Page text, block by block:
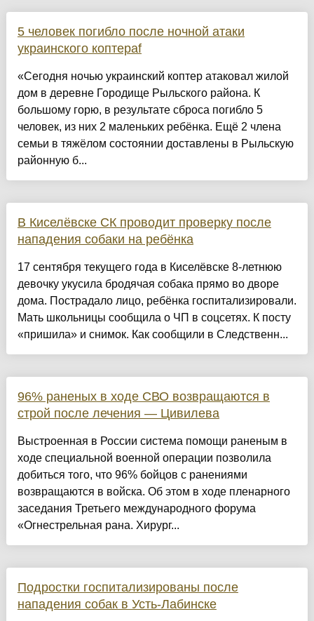
5 человек погибло после ночной атаки
украинского коптераf
«Сегодня ночью украинский коптер атаковал жилой
дом в деревне Городище Рыльского района. К
большому горю, в результате сброса погибло 5
человек, из них 2 маленьких ребёнка. Ещё 2 члена
семьи в тяжёлом состоянии доставлены в Рыльскую
районную б...
В Киселёвске СК проводит проверку после
нападения собаки на ребёнка
17 сентября текущего года в Киселёвске 8-летнюю
девочку укусила бродячая собака прямо во дворе
дома. Пострадало лицо, ребёнка госпитализировали.
Мать школьницы сообщила о ЧП в соцсетях. К посту
«пришила» и снимок. Как сообщили в Следственн...
96% раненых в ходе СВО возвращаются в
строй после лечения — Цивилева
Выстроенная в России система помощи раненым в
ходе специальной военной операции позволила
добиться того, что 96% бойцов с ранениями
возвращаются в войска. Об этом в ходе пленарного
заседания Третьего международного форума
«Огнестрельная рана. Хирург...
Подростки госпитализированы после
нападения собак в Усть-Лабинске